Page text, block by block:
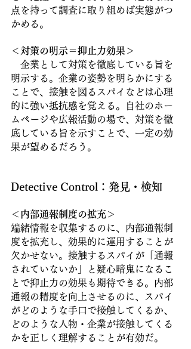
点を持って調査に取り組めば実態がつ
かめる。
＜対策の明示＝抑止力効果＞
企業として対策を徹底している旨を
明示する。企業の姿勢を明らかにする
ことで、接触を図るスパイなどは心理
的に強い抵抗感を覚える。自社のホー
ムページや広報活動の場で、対策を徹
底している旨を示すことで、一定の効
果が望めるだろう。
Detective Control：発見・検知
＜内部通報制度の拡充＞
端緒情報を収集するのに、内部通報制
度を拡充し、効果的に運用することが
欠かせない。接触するスパイが「通報
されていないか」と疑心暗鬼になるこ
とで抑止力の効果も期待できる。内部
通報の精度を向上させるのに、スパイ
がどのような手口で接触してくるか、
どのような人物・企業が接触してくる
かを正しく理解することが有効だ。